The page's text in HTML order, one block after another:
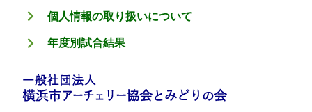
個人情報の取り扱いについて
年度別試合結果